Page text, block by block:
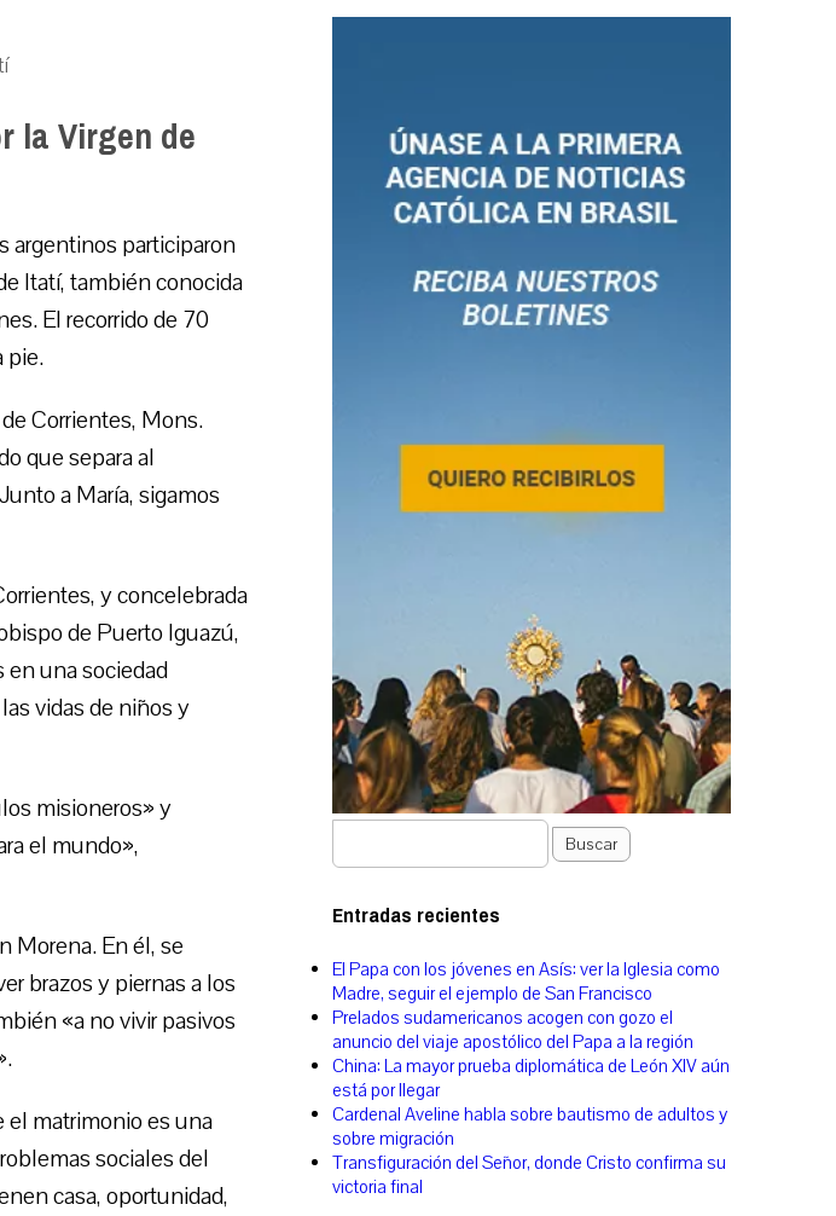
la Virgen de
argentinos participaron
Itatí, también conocida
El recorrido de 70
pie.
Corrientes, Mons.
que separa al
a María, sigamos
y concelebrada
de Puerto Iguazú,
en una sociedad
vidas de niños y
misioneros» y
el mundo»,
Morena. En él, se
brazos y piernas a los
«a no vivir pasivos
el matrimonio es una
sociales del
casa, oportunidad,
Buscar
Entradas recientes
El Papa con los jóvenes en Asís: ver la Iglesia como
Madre, seguir el ejemplo de San Francisco
Prelados sudamericanos acogen con gozo el
anuncio del viaje apostólico del Papa a la región
China: La mayor prueba diplomática de León XIV aún
está por llegar
Cardenal Aveline habla sobre bautismo de adultos y
sobre migración
Transfiguración del Señor, donde Cristo confirma su
victoria final